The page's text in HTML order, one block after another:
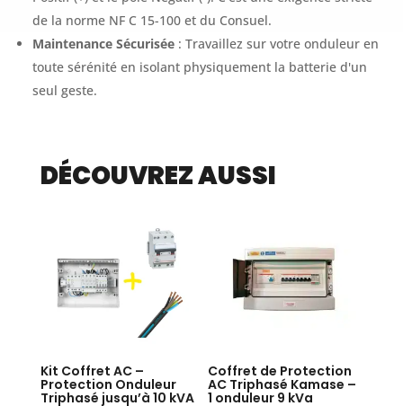
de la norme NF C 15-100 et du Consuel.
Maintenance Sécurisée : Travaillez sur votre onduleur en
toute sérénité en isolant physiquement la batterie d'un
seul geste.
DÉCOUVREZ AUSSI
Kit Coffret AC –
Protection Onduleur
Triphasé jusqu’à 10 kVA
Coffret de Protection
AC Triphasé Kamase –
1 onduleur 9 kVa